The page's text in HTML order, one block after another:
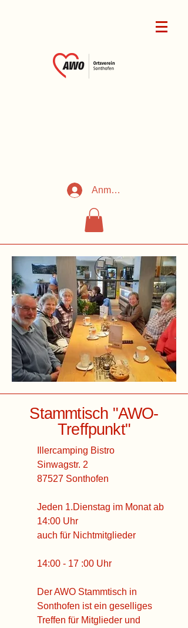
Anmelden
Stammtisch "AWO-
Treffpunkt"
​Illercamping Bistro
Sinwagstr. 2
87527 Sonthofen
Jeden 1.Dienstag im Monat ab
14:00 Uhr
auch für Nichtmitglieder
14:00 - 17 :00 Uhr
Der AWO Stammtisch in
Sonthofen ist ein geselliges
Treffen für Mitglieder und